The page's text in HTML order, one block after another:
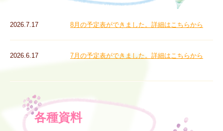
2026.7 .17 8月の予定表ができました。詳細はこちらから
2026.6 .17 7月の予定表ができました。詳細はこちらから
各種資料